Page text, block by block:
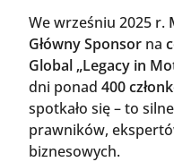
We wrześniu 2025 r.
Główny Sponsor na
Global „Legacy in
dni ponad 400
spotkało się – to
prawników,
biznesowych.